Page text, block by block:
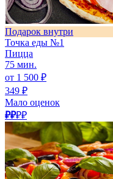
Подарок внутри
Точка еды №1
Пицца
75 мин.
от 1 500 ₽
349 ₽
Мало оценок
₽₽₽₽